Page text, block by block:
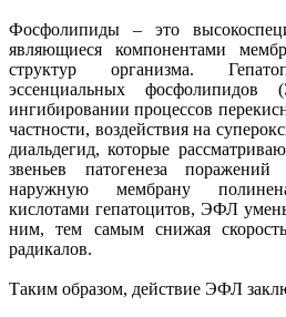
Фосфолипиды – это
являющиеся компонентами
структур организма.
эссенциальных
ингибировании процессов
частности, воздействия на
диальдегид, которые
звеньев патогенеза поражений
наружную мембрану
кислотами гепатоцитов, ЭФЛ
ним, тем самым снижая
радикалов.
Таким образом, действие ЭФЛ